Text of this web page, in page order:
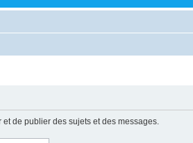
de publier des sujets et des messages.